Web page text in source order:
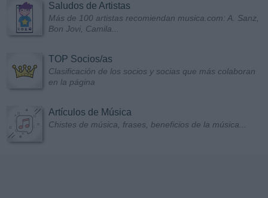
Saludos de Artistas
Más de 100 artistas recomiendan musica.com: A. Sanz,
Bon Jovi, Camila...
TOP Socios/as
Clasificación de los socios y socias que más colaboran
en la página
Artículos de Música
Chistes de música, frases, beneficios de la música...